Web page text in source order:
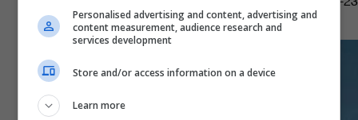
Personalised advertising and content, advertising and
content measurement, audience research and
services development
Store and/or access information on a device
Learn more